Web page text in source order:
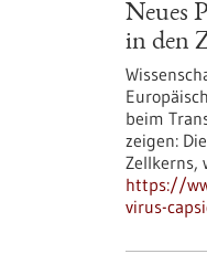
Neues
in den
beim
zeigen:
Zellkerns,
https://
virus-